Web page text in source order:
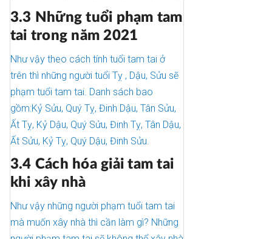
3.3 Những tuổi phạm tam
tai trong năm 2021
Như vậy theo cách tính tuổi tam tai ở
trên thì những người tuổi Tỵ , Dậu, Sửu sẽ
phạm tuổi tam tai. Danh sách bao
gồm:Kỷ Sửu, Quý Tỵ, Đinh Dậu, Tân Sửu,
Ất Tỵ, Kỷ Dậu, Quý Sửu, Đinh Tỵ, Tân Dậu,
Ất Sửu, Kỷ Tỵ, Quý Dậu, Đinh Sửu.
3.4 Cách hóa giải tam tai
khi xây nhà
Như vậy những người phạm tuổi tam tai
mà muốn xây nhà thì cần làm gì? Những